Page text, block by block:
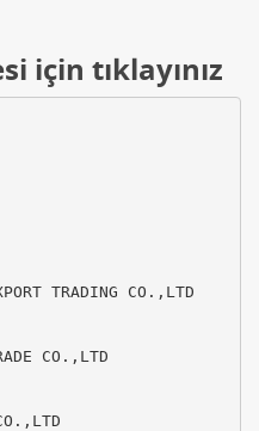
için tıklayınız
TRADING CO.,LTD
CO.,LTD